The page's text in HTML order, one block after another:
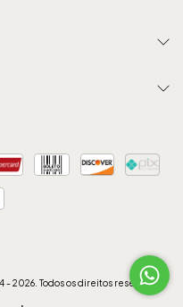
2026. Todos os direitos reservados.